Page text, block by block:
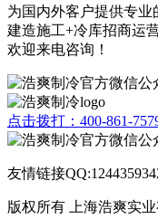
为国内外客户提供专
建造施工+冷库招商运
欢迎来电咨询！
点击拨打：400-861-
友情链接
版权所有 上海浩爽实业